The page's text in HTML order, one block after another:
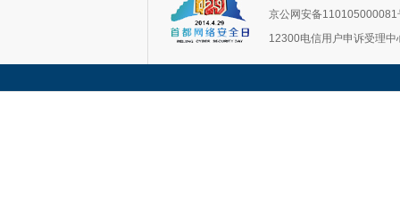
京公网安备110105000081
12300电信用户申诉受理中